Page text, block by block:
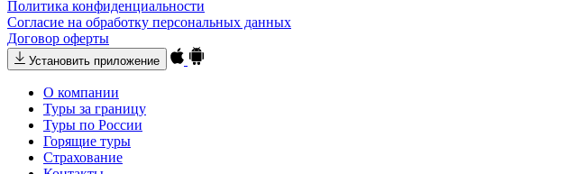
Политика конфиденциальности
Согласие на обработку персональных данных
Договор оферты
Установить приложение
О компании
Туры за границу
Туры по России
Горящие туры
Страхование